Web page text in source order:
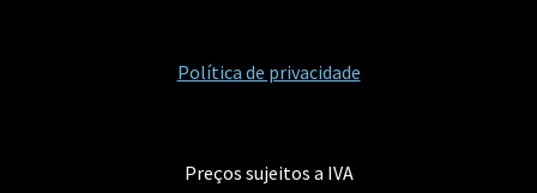
Política de privacidade
Preços sujeitos a IVA